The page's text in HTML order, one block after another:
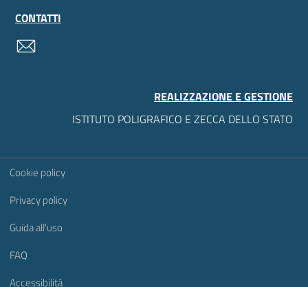
CONTATTI
REALIZZAZIONE E GESTIONE
ISTITUTO POLIGRAFICO E ZECCA DELLO STATO
Sezione Link Utili
Cookie policy
Privacy policy
Guida all'uso
FAQ
Accessibilità